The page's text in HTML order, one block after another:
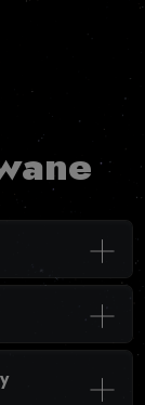
wejściem na
„cennik”.